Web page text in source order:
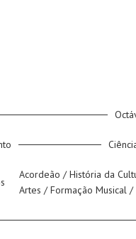
Acordeão / História da
Artes / Formação Musical /